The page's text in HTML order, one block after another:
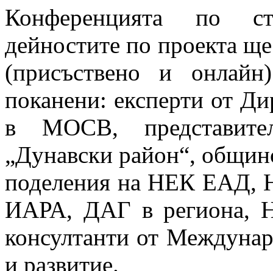
Конференцията по
дейностите по проекта
(присъствено и
поканени: експерти от
в МОСВ,
„Дунавски район“,
поделения на НЕК ЕАД,
ИАРА, ДАГ в региона,
консултанти от
и развитие.